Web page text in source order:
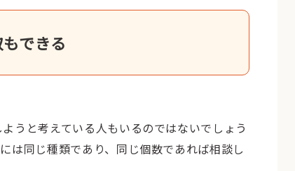
できる
うと考えている人もいるのではないでしょう
は同じ種類であり、同じ個数であれば相談し